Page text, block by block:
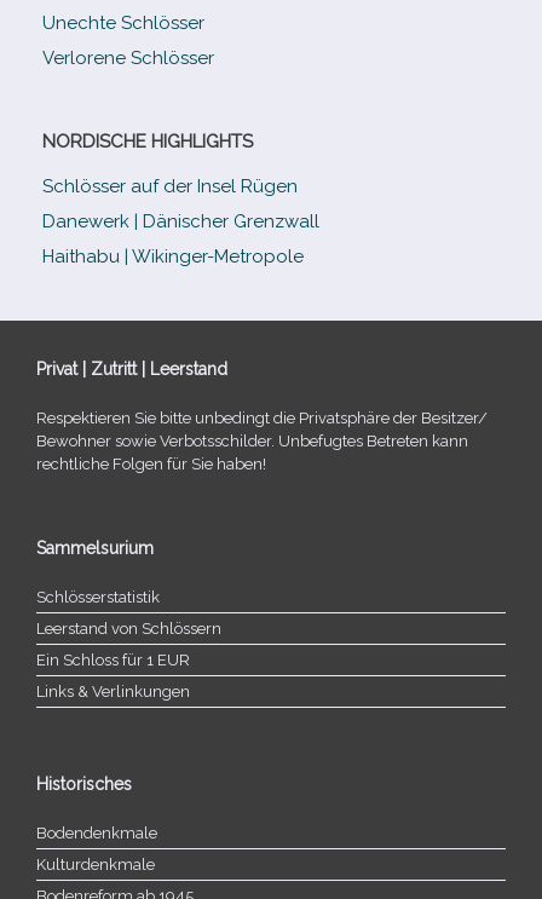
Unechte Schlösser
Verlorene Schlösser
NORDISCHE HIGHLIGHTS
Schlösser auf der Insel Rügen
Danewerk | Dänischer Grenzwall
Haithabu | Wikinger-Metropole
Privat | Zutritt | Leerstand
Respektieren Sie bitte unbe­dingt die Privatsphäre der Besitzer/​
Bewohner sowie Verbotsschilder. Unbefugtes Betreten kann
recht­li­che Folgen für Sie haben!
Sammelsurium
Schlösserstatistik
Leerstand von Schlössern
Ein Schloss für 1 EUR
Links & Verlinkungen
Historisches
Bodendenkmale
Kulturdenkmale
Bodenreform ab 1945